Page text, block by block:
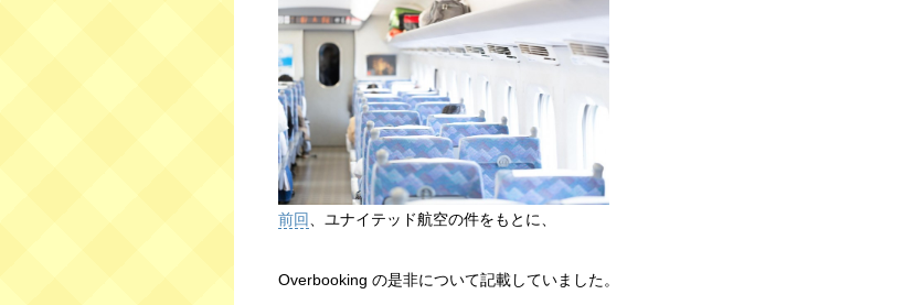
前回 、ユナイテッド航空の件をもとに、
Overbooking の是非について記載していました。